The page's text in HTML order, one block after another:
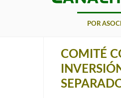
POR
COMITÉ